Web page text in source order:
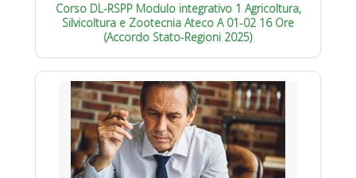
Corso DL-RSPP Modulo integrativo 1 Agricoltura,
Silvicoltura e Zootecnia Ateco A 01-02 16 Ore
(Accordo Stato-Regioni 2025)